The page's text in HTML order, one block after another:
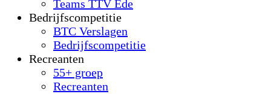
Teams TTV Ede
Bedrijfscompetitie
BTC Verslagen
Bedrijfscompetitie
Recreanten
55+ groep
Recreanten